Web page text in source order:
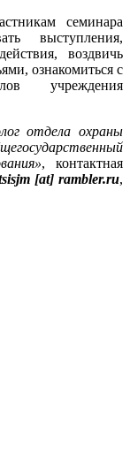
семинара
выступления,
воздвичь
ознакомиться с
учреждения
отдела охраны
, контактная
[at] rambler.ru,